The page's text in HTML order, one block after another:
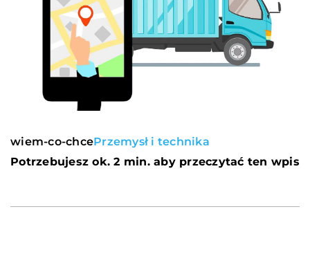
wiem-co-chcePrzemysł i technika
Potrzebujesz ok. 2 min. aby przeczytać ten wpis